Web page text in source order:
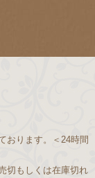
おります。＜24時間
切もしくは在庫切れ